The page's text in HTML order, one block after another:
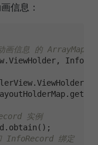
信息：
信息 的 ArrayMap
实例
InfoRecord 绑定